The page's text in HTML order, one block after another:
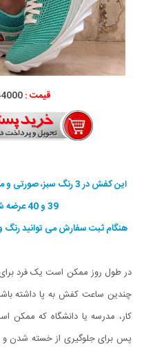
قیمت :44000
39 و 40 عرضه شده است.
هنگام ثبت سفارش می توانید رنگ و
در طول روز ممکن است یک فرد برای
چندین ساعت کفش به پا داشته
کار، مدرسه یا دانشگاه که
پس برای جلوگیری از خسته شدن و